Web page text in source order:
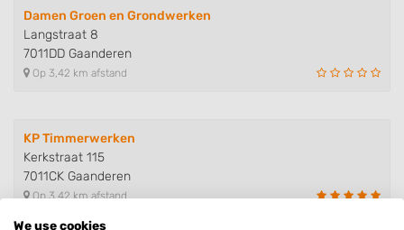
Damen Groen en Grondwerken
Langstraat 8
7011DD Gaanderen
Op 3,42 km afstand
KP Timmerwerken
Kerkstraat 115
7011CK Gaanderen
Op 3,42 km afstand
We use cookies